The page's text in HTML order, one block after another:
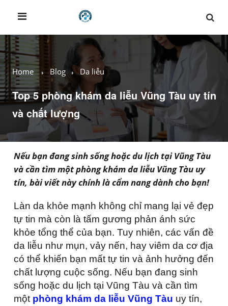
Home Blog Da liễu
Top 5 phòng khám da liễu Vũng Tàu uy tín
và chất lượng
Nếu bạn đang sinh sống hoặc du lịch tại Vũng Tàu
và cần tìm một phòng khám da liễu Vũng Tàu uy
tín, bài viết này chính là cẩm nang dành cho bạn!
Làn da khỏe mạnh không chỉ mang lại vẻ đẹp
tự tin mà còn là tấm gương phản ánh sức
khỏe tổng thể của bạn. Tuy nhiên, các vấn đề
da liễu như mụn, vảy nến, hay viêm da cơ địa
có thể khiến bạn mất tự tin và ảnh hưởng đến
chất lượng cuộc sống. Nếu bạn đang sinh
sống hoặc du lịch tại Vũng Tàu và cần tìm
một phòng khám da liễu Vũng Tàu uy tín,